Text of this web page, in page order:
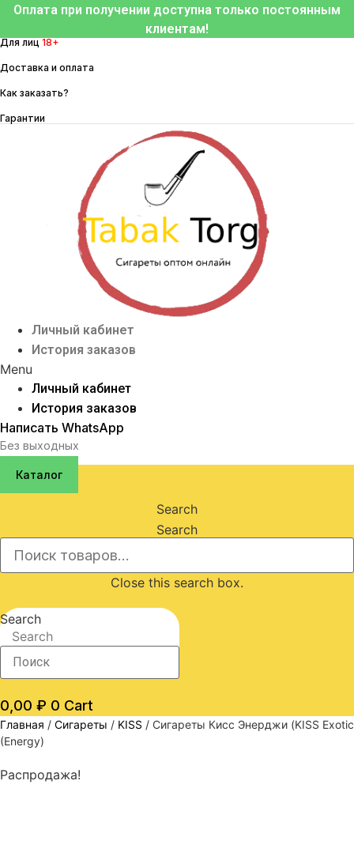
Перейти
содержимому
Оплата при получении доступна только постоянным
клиентам!
Для лиц 18+
Доставка и оплата
Как заказать?
Гарантии
Личный кабинет
История заказов
Menu
Личный кабинет
История заказов
Написать WhatsApp
Без выходных
Каталог
Search
Search
Close this search box.
Search
Search
0,00 ₽ 0 Cart
Главная / Сигареты / KISS / Сигареты Кисс Энерджи (KISS Exotic
(Energy)
Распродажа!